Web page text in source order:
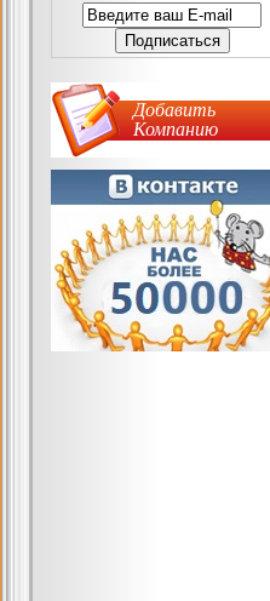
Добавить
Компанию